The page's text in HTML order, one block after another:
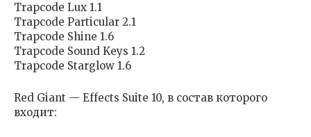
Trapcode Lux 1.1
Trapcode Particular 2.1
Trapcode Shine 1.6
Trapcode Sound Keys 1.2
Trapcode Starglow 1.6
Red Giant — Effects Suite 10, в состав которого
входит: